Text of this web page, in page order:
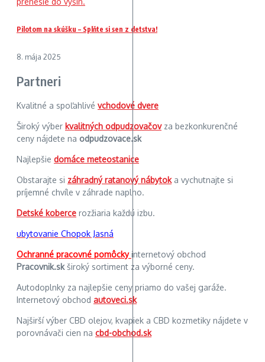
Pilotom na skúšku – Splňte si sen z detstva!
8. mája 2025
Partneri
Kvalitné a spoľahlivé vchodové dvere
Široký výber kvalitných odpudzovačovza bezkonkurenčné
ceny nájdete na odpudzovace.sk
Najlepšie domáce meteostanice
Obstarajte si záhradný ratanový nábytoka vychutnajte si
príjemné chvíle v záhrade naplno.
Detské koberce rozžiaria každú izbu.
ubytovanie Chopok Jasná
Ochranné pracovné pomôckyinternetový obchod
Pracovnik.skširoký sortiment za výborné ceny.
Autodoplnky za najlepšie ceny priamo do vašej garáže.
Internetový obchod autoveci.sk
Najširší výber CBD olejov, kvapiek a CBD kozmetiky nájdete v
porovnávači cien na cbd-obchod.sk